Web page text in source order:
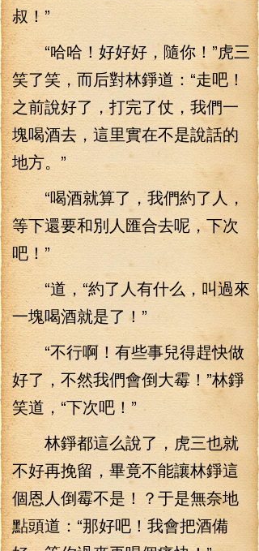
叔！”
“哈哈！好好好，隨你！”虎三
笑了笑，而后對林錚道：“走吧！
之前說好了，打完了仗，我們一
塊喝酒去，這里實在不是說話的
地方。”
“喝酒就算了，我們約了人，
等下還要和別人匯合去呢，下次
吧！”
“道，“約了人有什么，叫過來
一塊喝酒就是了！”
“不行啊！有些事兒得趕快做
好了，不然我們會倒大霉！”林錚
笑道，“下次吧！”
林錚都這么說了，虎三也就
不好再挽留，畢竟不能讓林錚這
個恩人倒霉不是！？于是無奈地
點頭道：“那好吧！我會把酒備